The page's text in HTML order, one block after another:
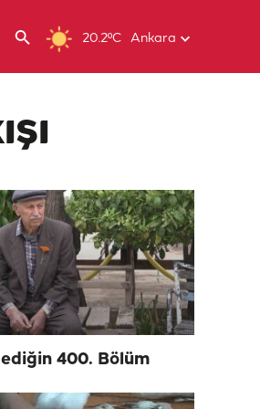
20.2ºC Ankara
400. Bölüm